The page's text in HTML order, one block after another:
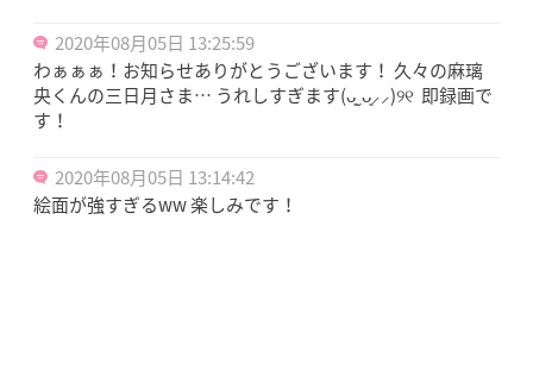
2020年08月05日 13:25:59
わぁぁぁ！お知らせありがとうございます！ 久々の麻璃
央くんの三日月さま… うれしすぎます(ᴗ͈ˬᴗ͈⸝⸝)୨୧ 即録画で
す！
2020年08月05日 13:14:42
絵面が強すぎるww 楽しみです！